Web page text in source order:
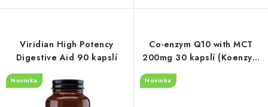
Viridian High Potency
Digestive Aid 90 kapslí
Novinka
Co-enzym Q10 with MCT
200mg 30 kapslí (Koenzym
Novinka